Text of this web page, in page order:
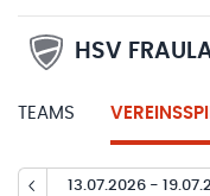
HSV
TEAMS
13.07.2026 -